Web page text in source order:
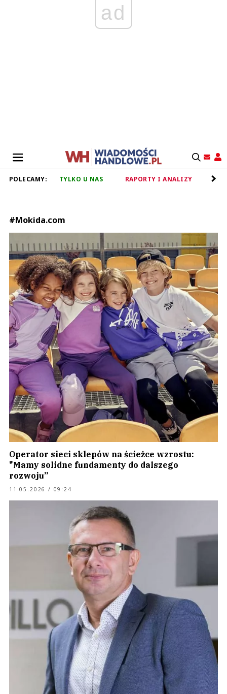
ad
POLECAMY: TYLKO U NAS RAPORTY I ANALIZY
#Mokida.com
Operator sieci sklepów na ścieżce wzrostu:
"Mamy solidne fundamenty do dalszego
rozwoju”
11.05.2026 / 09:24